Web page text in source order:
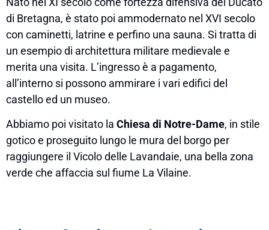
di Bretagna, è stato poi ammodernato nel XVI secolo
con caminetti, latrine e perfino una sauna. Si tratta di
un esempio di architettura militare medievale e
merita una visita. L’ingresso è a pagamento,
all’interno si possono ammirare i vari edifici del
castello ed un museo.
Abbiamo poi visitato la Chiesa di Notre-Dame, in stile
gotico e proseguito lungo le mura del borgo per
raggiungere il Vicolo delle Lavandaie, una bella zona
verde che affaccia sul fiume La Vilaine.